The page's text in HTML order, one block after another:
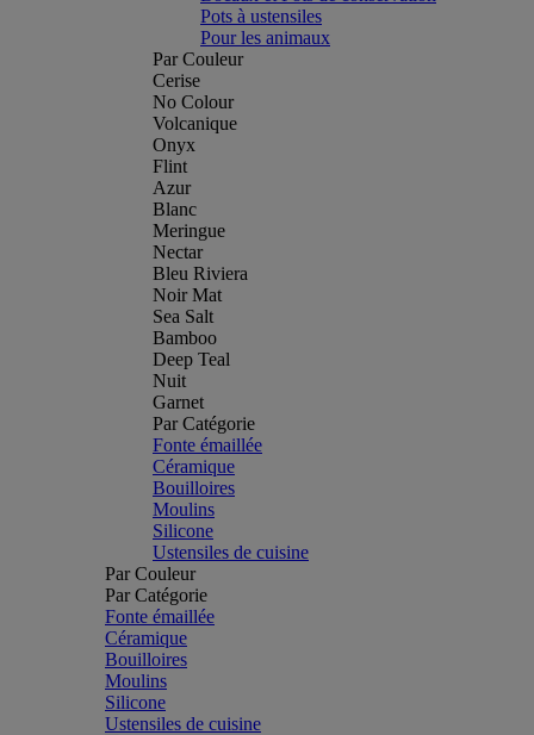
Pots à ustensiles
Pour les animaux
Par Couleur
Cerise
No Colour
Volcanique
Onyx
Flint
Azur
Blanc
Meringue
Nectar
Bleu Riviera
Noir Mat
Sea Salt
Bamboo
Deep Teal
Nuit
Garnet
Par Catégorie
Fonte émaillée
Céramique
Bouilloires
Moulins
Silicone
Ustensiles de cuisine
Par Couleur
Par Catégorie
Fonte émaillée
Céramique
Bouilloires
Moulins
Silicone
Ustensiles de cuisine